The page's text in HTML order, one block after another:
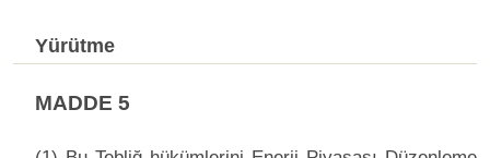
Yürütme
MADDE 5